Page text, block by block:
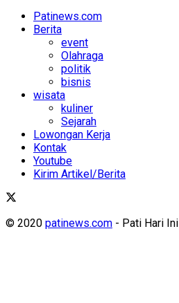
Patinews.com
Berita
event
Olahraga
politik
bisnis
wisata
kuliner
Sejarah
Lowongan Kerja
Kontak
Youtube
Kirim Artikel/Berita
© 2020 patinews.com - Pati Hari Ini